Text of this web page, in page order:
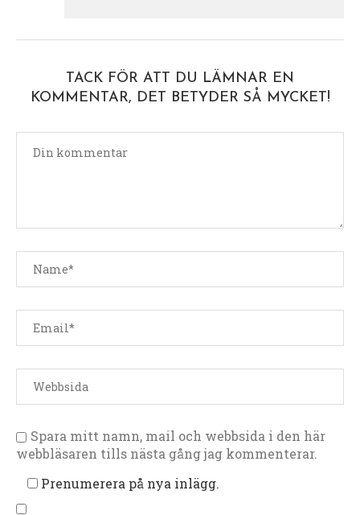
TACK FÖR ATT DU LÄMNAR EN
KOMMENTAR, DET BETYDER SÅ MYCKET!
Spara mitt namn, mail och webbsida i den här
webbläsaren tills nästa gång jag kommenterar.
Prenumerera på nya inlägg.